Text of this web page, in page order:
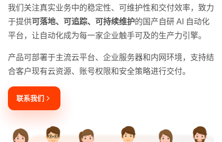
我们关注真实业务中的稳定性、可维护性和交付效率，致力
于提供可落地、可追踪、可持续维护的国产自研 AI 自动化
平台，让自动化成为每一家企业触手可及的生产力引擎。
产品可部署于主流云平台、企业服务器和内网环境，支持结
合客户现有云资源、账号权限和安全策略进行交付。
联系我们